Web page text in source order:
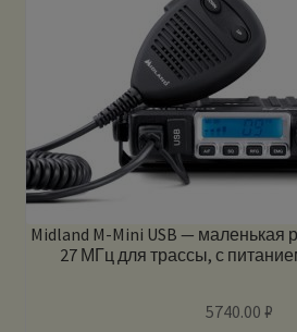
Midland M-Mini USB — маленькая
27 МГц для трассы, с
5740.00₽